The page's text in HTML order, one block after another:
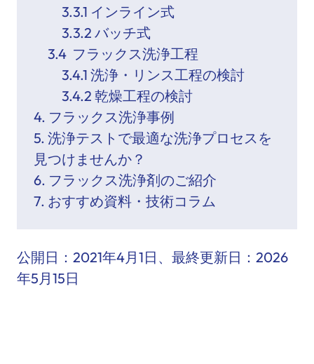
3.3.1 インライン式
3.3.2 バッチ式
3.4 フラックス洗浄工程
3.4.1 洗浄・リンス工程の検討
3.4.2 乾燥工程の検討
4. フラックス洗浄事例
5. 洗浄テストで最適な洗浄プロセスを
見つけませんか？
6. フラックス洗浄剤のご紹介
7. おすすめ資料・技術コラム
公開日： 2021年4月1日 、最終更新日： 2026
年5月15日